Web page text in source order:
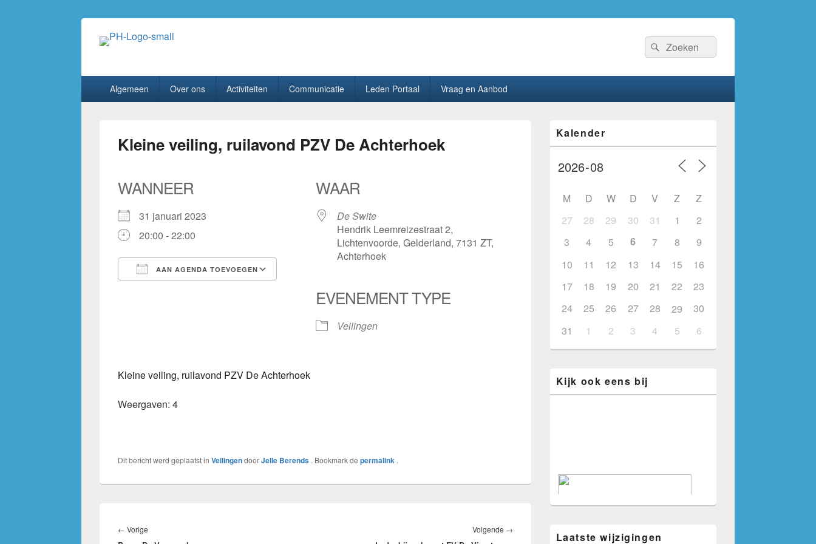
Zoeken
naar:
Zoeken
Algemeen Over ons Activiteiten Communicatie Leden Portaal Vraag en Aanbod
Kleine veiling, ruilavond PZV De Achterhoek
WANNEER
31 januari 2023
20:00 - 22:00
AAN AGENDA TOEVOEGEN
WAAR
De Swite
Hendrik Leemreizestraat 2,
Lichtenvoorde, Gelderland, 7131 ZT,
Achterhoek
EVENEMENT TYPE
Veilingen
Kleine veiling, ruilavond PZV De Achterhoek
Weergaven: 4
Dit bericht werd geplaatst inVeilingendoorJelle Berends . Bookmark depermalink .
navigatie
← Vorige Volgende →
zijbalk
widget
Kalender
M D W D V Z
Z
27
28 29 30 31 1
2
3
4 5 6 7 8
9
10
11 12 13 14 15
16
17
18 19 20 21 22
23
24
25 26 27 28 29
30
31
1 2 3 4 5 6
Kijk ook eens bij
Laatste wijzigingen